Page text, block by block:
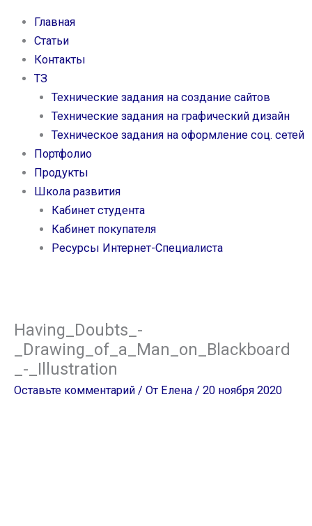
Главная
Статьи
Контакты
ТЗ
Технические задания на создание сайтов
Технические задания на графический дизайн
Техническое задания на оформление соц. сетей
Портфолио
Продукты
Школа развития
Кабинет студента
Кабинет покупателя
Ресурсы Интернет-Специалиста
Having_Doubts_-
_Drawing_of_a_Man_on_Blackboard
_-_Illustration
Оставьте комментарий / От Елена / 20 ноября 2020